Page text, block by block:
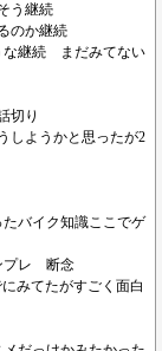
う継続
のか継続
継続 まだみてない
切り
ようかと思ったが2
バイク知識ここでゲ
プレ 断念
みてたがすごく面白